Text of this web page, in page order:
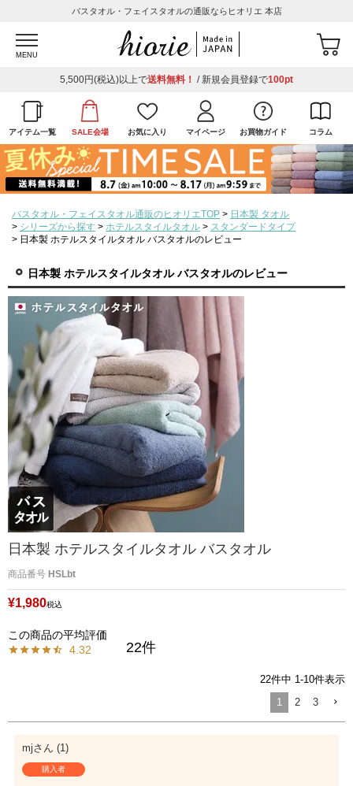
バスタオル・フェイスタオルの通販ならヒオリエ 本店
MENU
5,500円(税込)以上で送料無料！ / 新規会員登録で100pt
アイテム一覧 SALE会場 お気に入り マイページ お買物ガイド コラム
バスタオル・フェイスタオル通販のヒオリエTOP
日本製 タオル
シリーズから探す
ホテルスタイルタオル
スタンダードタイプ
日本製 ホテルスタイルタオル バスタオルのレビュー
日本製 ホテルスタイルタオル バスタオルのレビュー
日本製 ホテルスタイルタオル バスタオル
商品番号 HSLbt
¥1,980税込
4.32 22
22件中 1-10件表示
1
2 3
mj 1
購入者